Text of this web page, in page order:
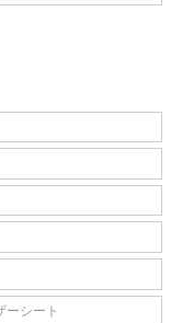
ーシート